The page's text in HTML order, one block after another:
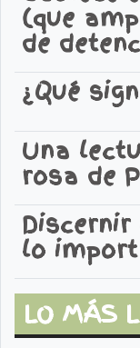
(que
de
¿Qué
Una
rosa de
lo
LO MÁS